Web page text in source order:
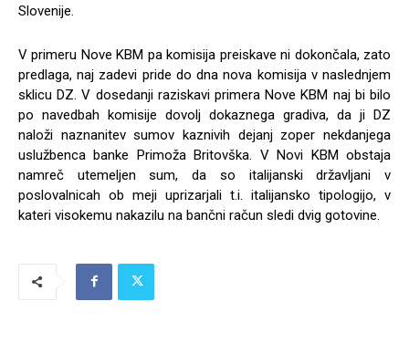
Slovenije.
V primeru Nove KBM pa komisija preiskave ni dokončala, zato
predlaga, naj zadevi pride do dna nova komisija v naslednjem
sklicu DZ. V dosedanji raziskavi primera Nove KBM naj bi bilo
po navedbah komisije dovolj dokaznega gradiva, da ji DZ
naloži naznanitev sumov kaznivih dejanj zoper nekdanjega
uslužbenca banke Primoža Britovška. V Novi KBM obstaja
namreč utemeljen sum, da so italijanski državljani v
poslovalnicah ob meji uprizarjali t.i. italijansko tipologijo, v
kateri visokemu nakazilu na bančni račun sledi dvig gotovine.